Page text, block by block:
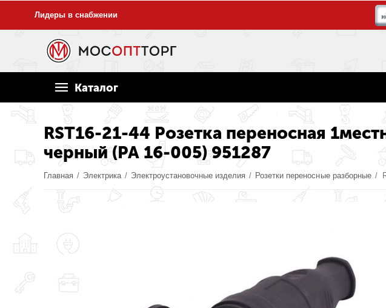
Лидеры в снабжении
Каталог
RST16-21-44 Розетка переносная
черный (РА 16-005) 951287
Главная / Электрика / Электроустановочные изделия / Розетки переносные разборные /